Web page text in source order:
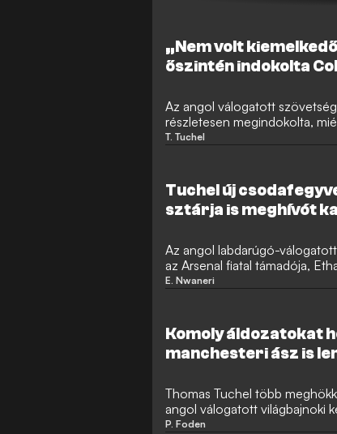
„Nem volt
őszintén indokolta
Az angol válogatott
részletesen megindokolta,
Cole Palmert a 26 fős
T. Tuchel
Tuchel új
sztárja is meghívót
Az angol labdarúgó-
az Arsenal fiatal támadója,
Tuchel világbajnoki
E. Nwaneri
Komoly áldozatokat
manchesteri ász is
Thomas Tuchel több
angol válogatott világbajnoki
Phil Foden és Harry Maguire
P. Foden